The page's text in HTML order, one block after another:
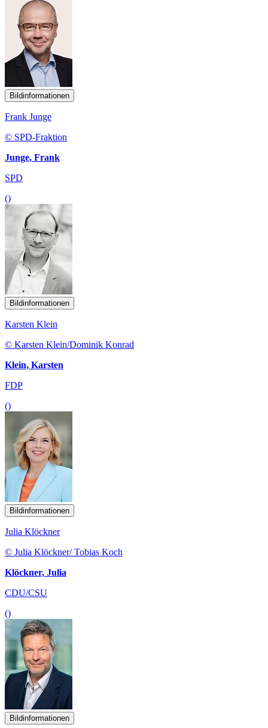
Bildinformationen
Frank Junge
© SPD-Fraktion
Junge, Frank
SPD
()
Bildinformationen
Karsten Klein
© Karsten Klein/Dominik Konrad
Klein, Karsten
FDP
()
Bildinformationen
Julia Klöckner
© Julia Klöckner/ Tobias Koch
Klöckner, Julia
CDU/CSU
()
Bildinformationen